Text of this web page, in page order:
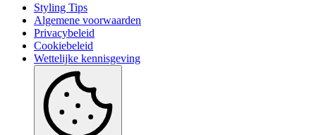
Styling Tips
Algemene voorwaarden
Privacybeleid
Cookiebeleid
Wettelijke kennisgeving